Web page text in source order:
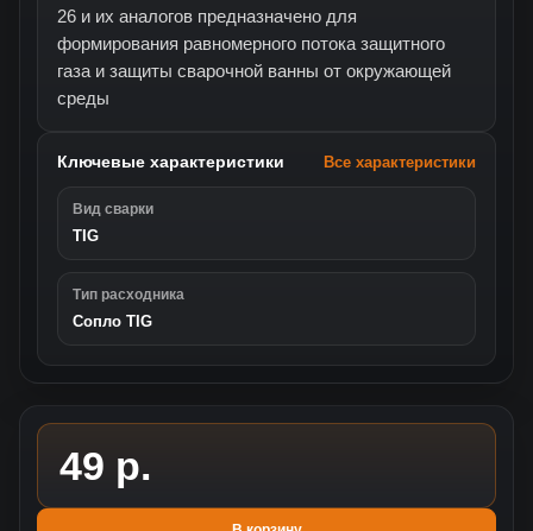
26 и их аналогов предназначено для
формирования равномерного потока защитного
газа и защиты сварочной ванны от окружающей
среды
Ключевые характеристики Все характеристики
Вид сварки
TIG
Тип расходника
Сопло TIG
49 р.